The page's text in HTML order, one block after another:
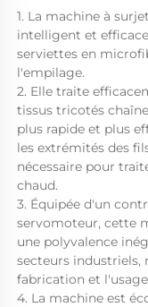
1. La machine à
intelligent et
serviettes en
l'empilage.
2. Elle traite
tissus tricotés
plus rapide et plus
les extrémités des
nécessaire pour
chaud.
3. Équipée d'un
servomoteur, cette
une polyvalence
secteurs industriels,
fabrication et
4. La machine est